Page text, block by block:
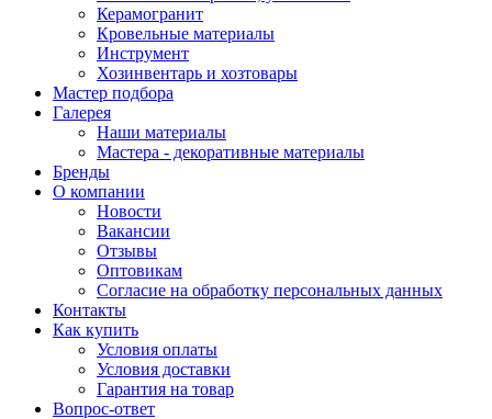
Керамогранит
Кровельные материалы
Инструмент
Хозинвентарь и хозтовары
Мастер подбора
Галерея
Наши материалы
Мастера - декоративные материалы
Бренды
О компании
Новости
Вакансии
Отзывы
Оптовикам
Cогласие на обработку персональных данных
Контакты
Как купить
Условия оплаты
Условия доставки
Гарантия на товар
Вопрос-ответ